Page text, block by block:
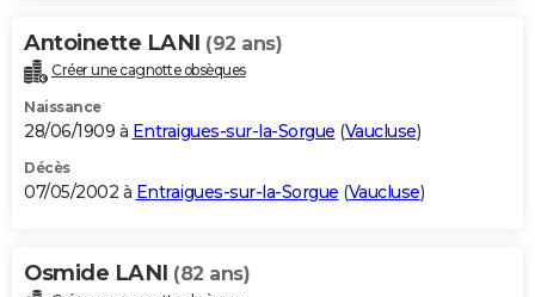
Antoinette LANI (92 ans)
Créer une cagnotte obsèques
Naissance
28/06/1909 à Entraigues-sur-la-Sorgue (Vaucluse)
Décès
07/05/2002 à Entraigues-sur-la-Sorgue (Vaucluse)
Osmide LANI (82 ans)